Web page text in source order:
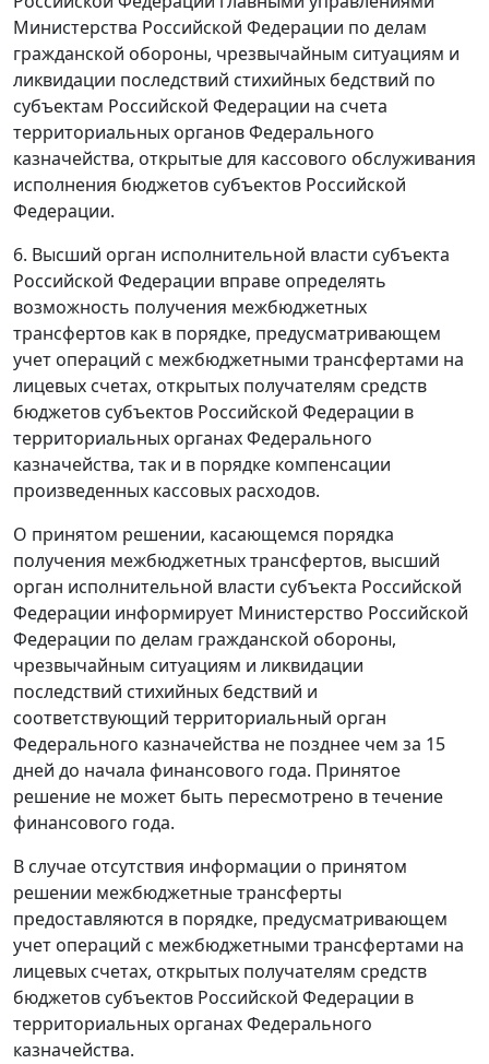
Министерства Российской Федерации по делам
гражданской обороны, чрезвычайным ситуациям и
ликвидации последствий стихийных бедствий по
субъектам Российской Федерации на счета
территориальных органов Федерального
казначейства, открытые для кассового обслуживания
исполнения бюджетов субъектов Российской
Федерации.
6. Высший орган исполнительной власти субъекта
Российской Федерации вправе определять
возможность получения межбюджетных
трансфертов как в порядке, предусматривающем
учет операций с межбюджетными трансфертами на
лицевых счетах, открытых получателям средств
бюджетов субъектов Российской Федерации в
территориальных органах Федерального
казначейства, так и в порядке компенсации
произведенных кассовых расходов.
О принятом решении, касающемся порядка
получения межбюджетных трансфертов, высший
орган исполнительной власти субъекта Российской
Федерации информирует Министерство Российской
Федерации по делам гражданской обороны,
чрезвычайным ситуациям и ликвидации
последствий стихийных бедствий и
соответствующий территориальный орган
Федерального казначейства не позднее чем за 15
дней до начала финансового года. Принятое
решение не может быть пересмотрено в течение
финансового года.
В случае отсутствия информации о принятом
решении межбюджетные трансферты
предоставляются в порядке, предусматривающем
учет операций с межбюджетными трансфертами на
лицевых счетах, открытых получателям средств
бюджетов субъектов Российской Федерации в
территориальных органах Федерального
казначейства.